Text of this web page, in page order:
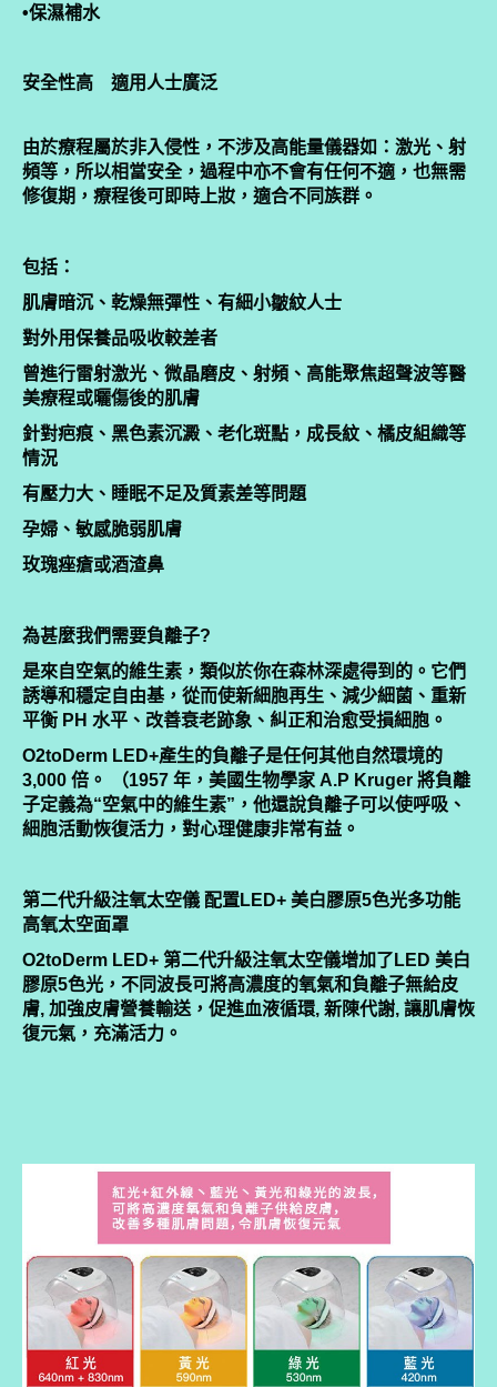
•保濕補水
安全性高 適用人士廣泛
由於療程屬於非入侵性，不涉及高能量儀器如：激光、射
頻等，所以相當安全，過程中亦不會有任何不適，也無需
修復期，療程後可即時上妝，適合不同族群。
包括：
肌膚暗沉、乾燥無彈性、有細小皺紋人士
對外用保養品吸收較差者
曾進行雷射激光、微晶磨皮、射頻、高能聚焦超聲波等醫
美療程或曬傷後的肌膚
針對疤痕、黑色素沉澱、老化斑點，成長紋、橘皮組織等
情況
有壓力大、睡眠不足及質素差等問題
孕婦、敏感脆弱肌膚
玫瑰痤瘡或酒渣鼻
為甚麼我們需要負離子?
是來自空氣的維生素，類似於你在森林深處得到的。它們
誘導和穩定自由基，從而使新細胞再生、減少細菌、重新
平衡 PH 水平、改善衰老跡象、糾正和治愈受損細胞。
O2toDerm LED+產生的負離子是任何其他自然環境的
3,000 倍。 （1957 年，美國生物學家 A.P Kruger 將負離
子定義為“空氣中的維生素”，他還說負離子可以使呼吸、
細胞活動恢復活力，對心理健康非常有益。
第二代升級注氧太空儀 配置LED+ 美白膠原5色光多功能
高氧太空面罩
O2toDerm LED+ 第二代升級注氧太空儀增加了LED 美白
膠原5色光，不同波長可將高濃度的氧氣和負離子無給皮
膚, 加強皮膚營養輸送，促進血液循環, 新陳代謝, 讓肌膚恢
復元氣，充滿活力。